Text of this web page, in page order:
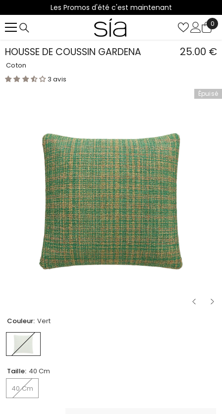
IGNORER ET PASSER AU CONTENU
Les Promos d'été c'est maintenant
0
0
HOUSSE DE COUSSIN GARDENA
Coton
3 avis
25.00 €
Épuisé
Couleur: Vert
Taille: 40 Cm
40 Cm